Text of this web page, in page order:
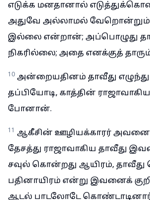
எடுக்க மனதானால்
அதுவே அல்லாமல்
இல்லை என்றான்; அப்பொழுது
நிகரில்லை; அதை எனக்குத்
10 அன்றையதினம் தாவீது எழுந்து
தப்பியோடி, காத்தின்
போனான்.
11 ஆகீசின் ஊழியக்காரர் அவனைப்
தேசத்து ராஜாவாகிய தாவீது
சவுல் கொன்றது ஆயிரம்,
பதினாயிரம் என்று இவனைக்
ஆடல் பாடலோடே